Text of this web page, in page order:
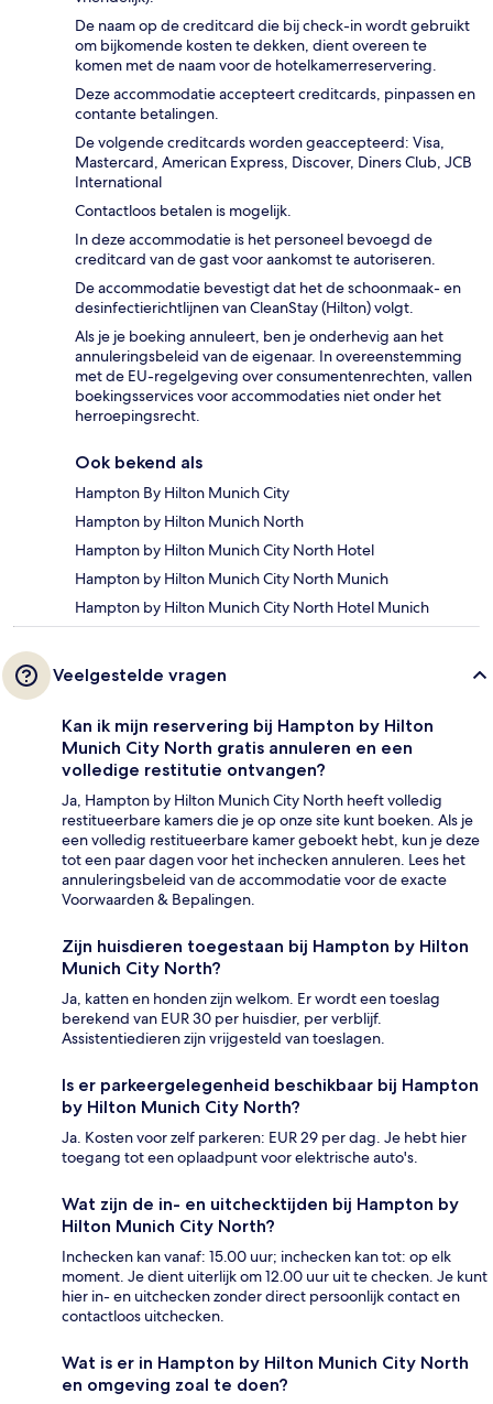
De naam op de creditcard die bij check-in wordt gebruikt
om bijkomende kosten te dekken, dient overeen te
komen met de naam voor de hotelkamerreservering.
Deze accommodatie accepteert creditcards, pinpassen en
contante betalingen.
De volgende creditcards worden geaccepteerd: Visa,
Mastercard, American Express, Discover, Diners Club, JCB
International
Contactloos betalen is mogelijk.
In deze accommodatie is het personeel bevoegd de
creditcard van de gast voor aankomst te autoriseren.
De accommodatie bevestigt dat het de schoonmaak- en
desinfectierichtlijnen van CleanStay (Hilton) volgt.
Als je je boeking annuleert, ben je onderhevig aan het
annuleringsbeleid van de eigenaar. In overeenstemming
met de EU-regelgeving over consumentenrechten, vallen
boekingsservices voor accommodaties niet onder het
herroepingsrecht.
Ook bekend als
Hampton By Hilton Munich City
Hampton by Hilton Munich North
Hampton by Hilton Munich City North Hotel
Hampton by Hilton Munich City North Munich
Hampton by Hilton Munich City North Hotel Munich
Veelgestelde vragen
Kan ik mijn reservering bij Hampton by Hilton
Munich City North gratis annuleren en een
volledige restitutie ontvangen?
Ja, Hampton by Hilton Munich City North heeft volledig
restitueerbare kamers die je op onze site kunt boeken. Als je
een volledig restitueerbare kamer geboekt hebt, kun je deze
tot een paar dagen voor het inchecken annuleren. Lees het
annuleringsbeleid van de accommodatie voor de exacte
Voorwaarden & Bepalingen.
Zijn huisdieren toegestaan bij Hampton by Hilton
Munich City North?
Ja, katten en honden zijn welkom. Er wordt een toeslag
berekend van EUR 30 per huisdier, per verblijf.
Assistentiedieren zijn vrijgesteld van toeslagen.
Is er parkeergelegenheid beschikbaar bij Hampton
by Hilton Munich City North?
Ja. Kosten voor zelf parkeren: EUR 29 per dag. Je hebt hier
toegang tot een oplaadpunt voor elektrische auto's.
Wat zijn de in- en uitchecktijden bij Hampton by
Hilton Munich City North?
Inchecken kan vanaf: 15.00 uur; inchecken kan tot: op elk
moment. Je dient uiterlijk om 12.00 uur uit te checken. Je kunt
hier in- en uitchecken zonder direct persoonlijk contact en
contactloos uitchecken.
Wat is er in Hampton by Hilton Munich City North
en omgeving zoal te doen?